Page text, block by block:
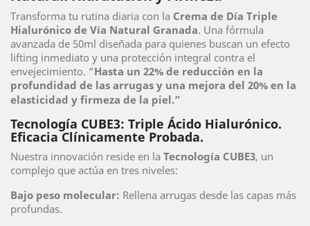
Transforma tu rutina diaria con la Crema de Día Triple
Hialurónico de Vía Natural Granada. Una fórmula
avanzada de 50ml diseñada para quienes buscan un efecto
lifting inmediato y una protección integral contra el
envejecimiento. “Hasta un 22% de reducción en la
profundidad de las arrugas y una mejora del 20% en la
elasticidad y firmeza de la piel.”
Tecnología CUBE3: Triple Ácido Hialurónico.
Eficacia Clínicamente Probada.
Nuestra innovación reside en la Tecnología CUBE3, un
complejo que actúa en tres niveles:
Bajo peso molecular: Rellena arrugas desde las capas más
profundas.